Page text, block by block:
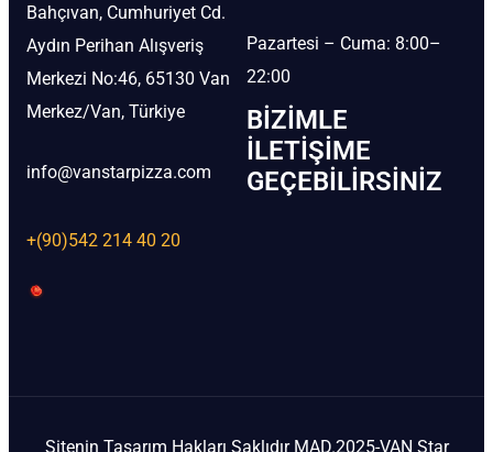
Bahçıvan, Cumhuriyet Cd.
Aydın Perihan Alışveriş
Merkezi No:46, 65130 Van
Merkez/Van, Türkiye
info@vanstarpizza.com
+(90)542 214 40 20
Pazartesi – Cuma: 8:00–
22:00
BIZIMLE
İLETIŞIME
GEÇEBILIRSINIZ
Sitenin Tasarım Hakları Saklıdır MAD.2025-VAN Star